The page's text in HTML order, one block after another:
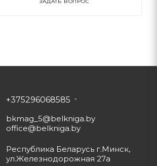
+375296068585
bkmag_5@belkniga.by
office@belkniga.by
Республика Беларусь г.Минск,
ул.Железнодорожная 27а